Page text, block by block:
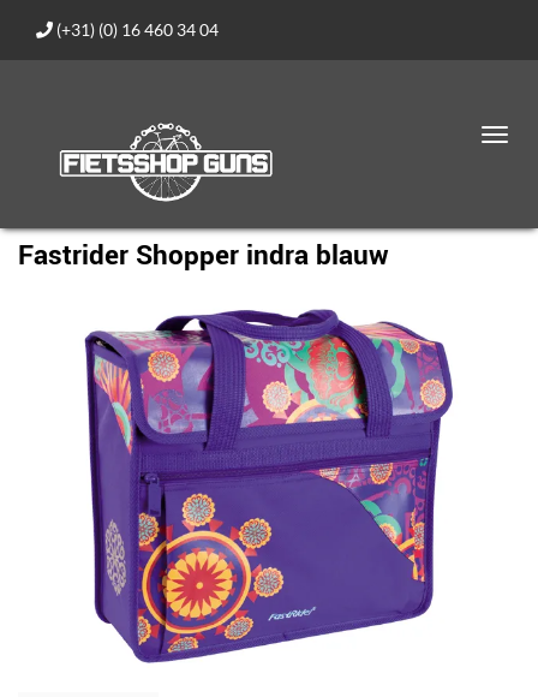
(+31) (0) 16 460 34 04
Fastrider Shopper indra blauw